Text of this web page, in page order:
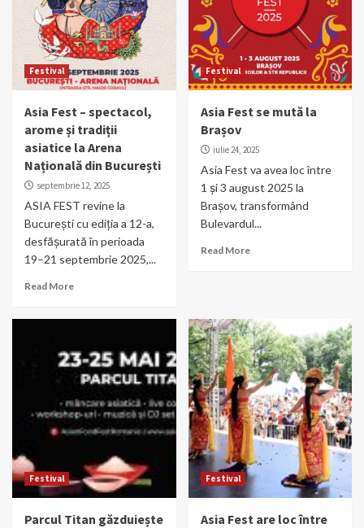
Festival
Asia Fest – spectacol,
arome și tradiții
asiatice la Arena
Națională din București
septembrie 12, 2025
ASIA FEST revine la
București cu ediția a 12-a,
desfășurată în perioada
19–21 septembrie 2025,...
Read More
Festival
Asia Fest se mută la
Brașov
iulie 24, 2025
Asia Fest va avea loc între
1 și 3 august 2025 la
Brașov, transformând
Bulevardul...
Read More
Festival
Parcul Titan găzduiește
Festival
Asia Fest are loc între